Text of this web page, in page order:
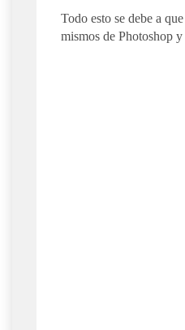
Todo esto se debe a
mismos de Photoshop